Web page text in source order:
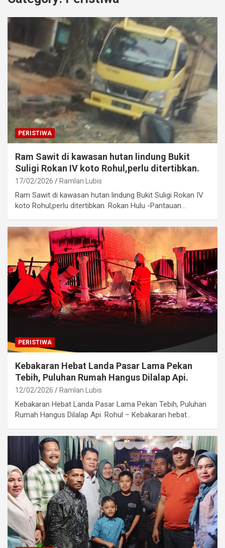
PERISTIWA
Ram Sawit di kawasan hutan lindung Bukit
Suligi Rokan IV koto Rohul,perlu ditertibkan.
17/02/2026 Ramlan Lubis
Ram Sawit di kawasan hutan lindung Bukit Suligi Rokan IV
koto Rohul,perlu ditertibkan. Rokan Hulu -Pantauan…
PERISTIWA
Kebakaran Hebat Landa Pasar Lama Pekan
Tebih, Puluhan Rumah Hangus Dilalap Api.
12/02/2026 Ramlan Lubis
Kebakaran Hebat Landa Pasar Lama Pekan Tebih, Puluhan
Rumah Hangus Dilalap Api. Rohul – Kebakaran hebat…